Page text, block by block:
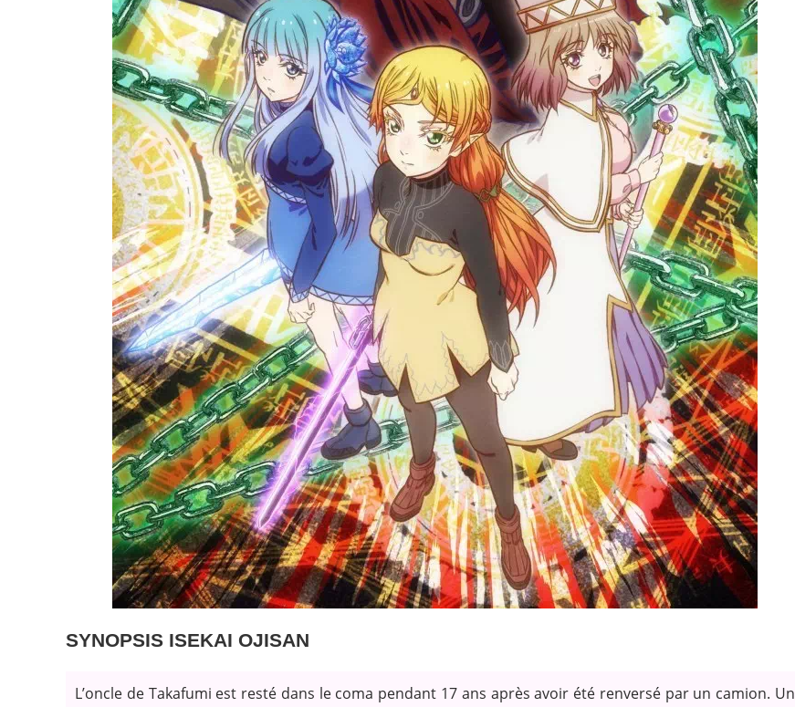
SYNOPSIS ISEKAI OJISAN
L’oncle de Takafumi est resté dans le coma pendant 17 ans après avoir été renversé par un camion. Un